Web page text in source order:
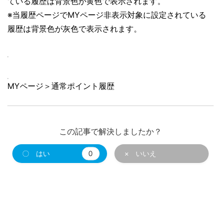
※当履歴ページでMYページ非表示対象に設定されている
履歴は背景色が灰色で表示されます。
MYページ＞通常ポイント履歴
この記事で解決しましたか？
〇 はい 0 × いいえ